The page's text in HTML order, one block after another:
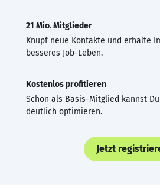
21 Mio. Mitglieder
Knüpf neue Kontakte und erhalte
besseres Job-Leben.
Kostenlos profitieren
Schon als Basis-Mitglied kannst Du
deutlich optimieren.
Jetzt